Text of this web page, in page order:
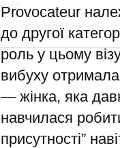
Provocateur
до другої
роль у цьому
вибуху
— жінка, яка
навчилася
присутності”